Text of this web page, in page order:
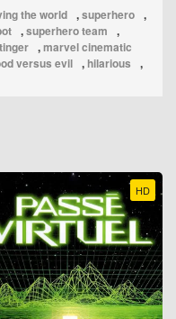
the world ,superhero ,
,superhero team
,
,marvel cinematic
versus evil , hilarious
,
HD